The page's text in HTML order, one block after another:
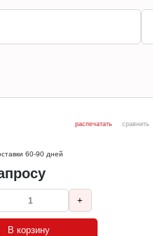
распечатать сравнить
60-90 дней
+
В корзину